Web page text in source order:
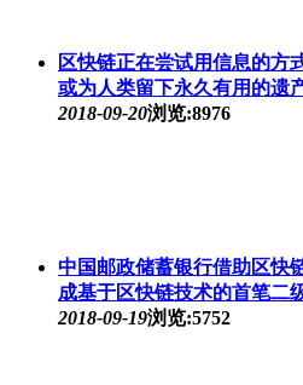
区快链正在尝试用信息的方
或为人类留下永久有用的遗
2018-09-20浏览:8976
中国邮政储蓄银行借助区快
成基于区快链技术的首笔二
2018-09-19浏览:5752